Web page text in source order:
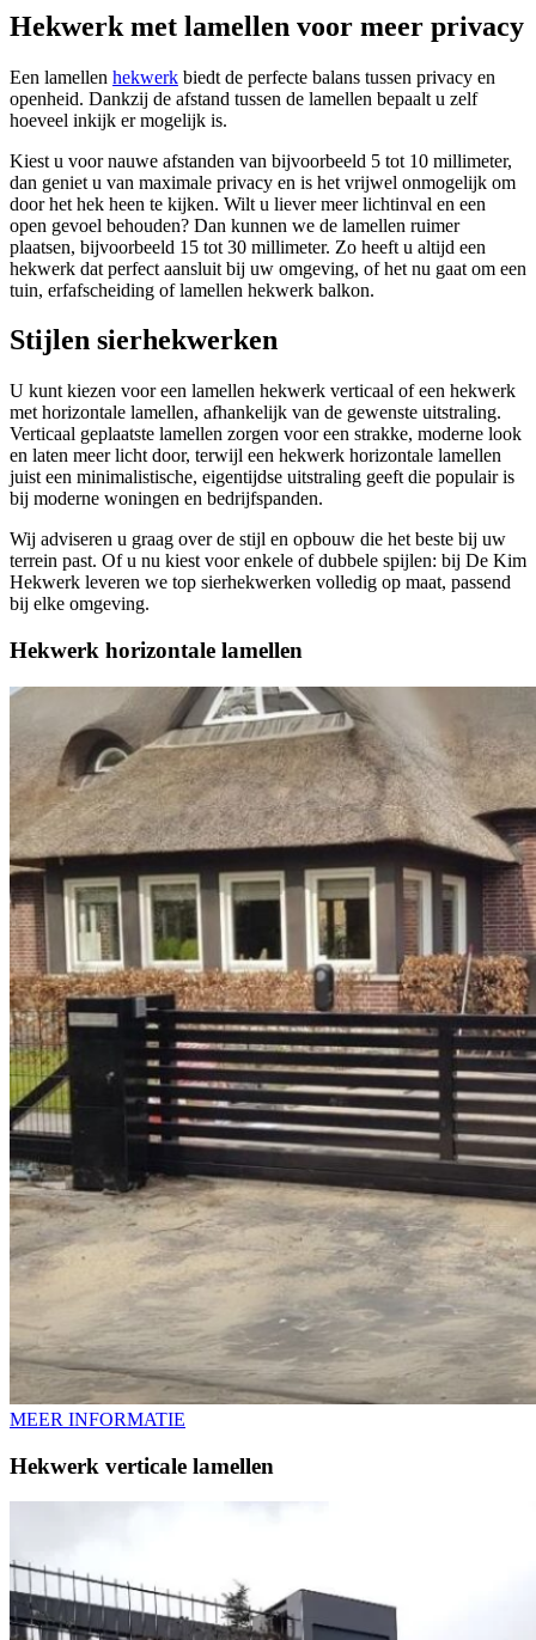
Hekwerk met lamellen voor meer privacy
Een lamellen hekwerk biedt de perfecte balans tussen privacy en
openheid. Dankzij de afstand tussen de lamellen bepaalt u zelf
hoeveel inkijk er mogelijk is.
Kiest u voor nauwe afstanden van bijvoorbeeld 5 tot 10 millimeter,
dan geniet u van maximale privacy en is het vrijwel onmogelijk om
door het hek heen te kijken. Wilt u liever meer lichtinval en een
open gevoel behouden? Dan kunnen we de lamellen ruimer
plaatsen, bijvoorbeeld 15 tot 30 millimeter. Zo heeft u altijd een
hekwerk dat perfect aansluit bij uw omgeving, of het nu gaat om een
tuin, erfafscheiding of lamellen hekwerk balkon.
Stijlen sierhekwerken
U kunt kiezen voor een lamellen hekwerk verticaal of een hekwerk
met horizontale lamellen, afhankelijk van de gewenste uitstraling.
Verticaal geplaatste lamellen zorgen voor een strakke, moderne look
en laten meer licht door, terwijl een hekwerk horizontale lamellen
juist een minimalistische, eigentijdse uitstraling geeft die populair is
bij moderne woningen en bedrijfspanden.
Wij adviseren u graag over de stijl en opbouw die het beste bij uw
terrein past. Of u nu kiest voor enkele of dubbele spijlen: bij De Kim
Hekwerk leveren we top sierhekwerken volledig op maat, passend
bij elke omgeving.
Hekwerk horizontale lamellen
MEER INFORMATIE​
Hekwerk verticale lamellen